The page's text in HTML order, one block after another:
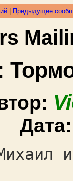
| Предыдущее